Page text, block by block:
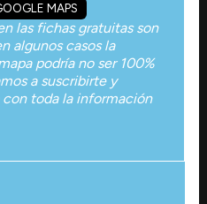
MAPS
las fichas gratuitas son
algunos casos la
podría no ser 100%
a suscribirte y
toda la información